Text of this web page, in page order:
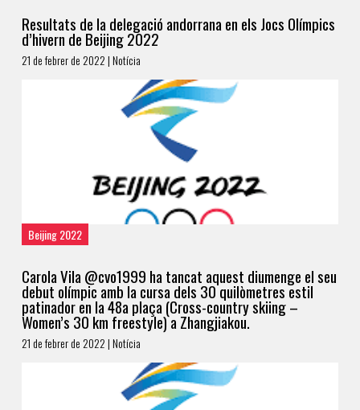
Resultats de la delegació andorrana en els Jocs Olímpics
d’hivern de Beijing 2022
21 de febrer de 2022 | Notícia
Beijing 2022
Carola Vila @cvo1999 ha tancat aquest diumenge el seu
debut olímpic amb la cursa dels 30 quilòmetres estil
patinador en la 48a plaça (Cross-country skiing –
Women’s 30 km freestyle) a Zhangjiakou.
21 de febrer de 2022 | Notícia